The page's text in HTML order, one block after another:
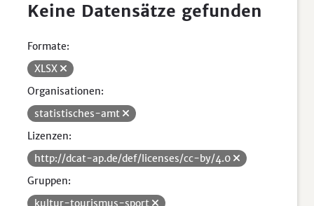
Keine Datensätze gefunden
Formate:
XLSX
Organisationen:
statistisches-amt
Lizenzen:
http://dcat-ap.de/def/licenses/cc-by/4.0
Gruppen:
kultur-tourismus-sport